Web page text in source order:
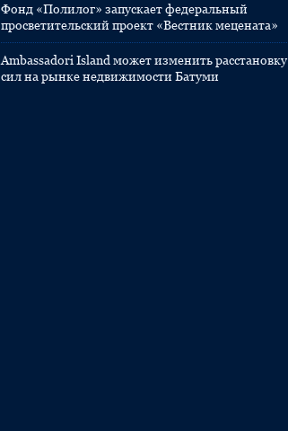
Фонд «Полилог» запускает федеральный
просветительский проект «Вестник мецената»
Ambassadori Island может изменить расстановку
сил на рынке недвижимости Батуми